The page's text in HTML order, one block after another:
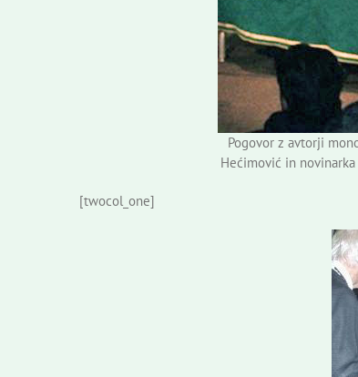
Pogovor z avtorji
Hećimović in
[twocol_one]